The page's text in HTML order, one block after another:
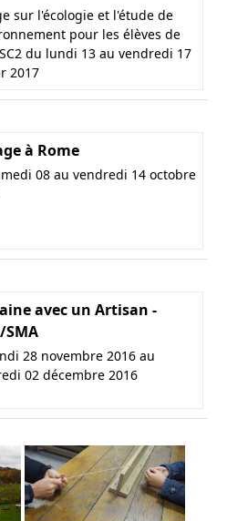
sur l'écologie et l'étude de
pour les élèves de
du lundi 13 au vendredi 17
2017
à Rome
08 au vendredi 14 octobre
avec un Artisan -
SMA
28 novembre 2016 au
02 décembre 2016